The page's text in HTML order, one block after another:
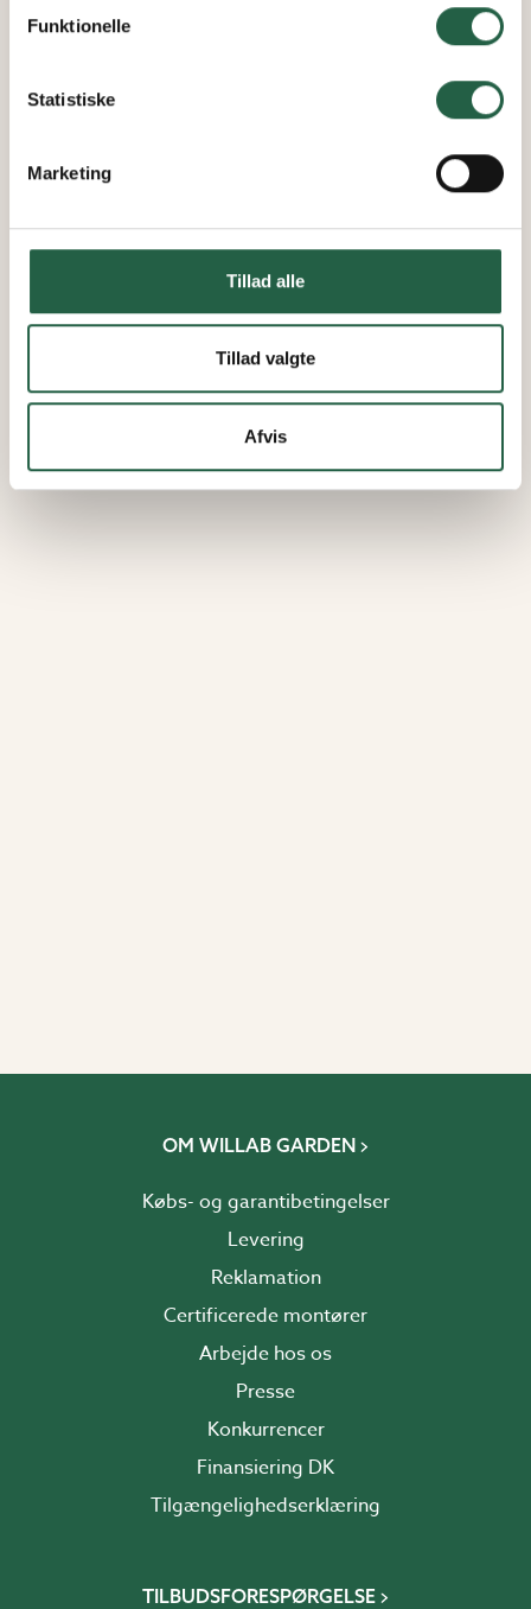
personlige oplysninger
Funktionelle
Statistiske
Marketing
Tillad alle
Tillad valgte
Afvis
OM WILLAB GARDEN
Købs- og garantibetingelser
Levering
Reklamation
Certificerede montører
Arbejde hos os
Presse
Konkurrencer
Finansiering DK
Tilgængelighedserklæring
TILBUDSFORESPØRGELSE